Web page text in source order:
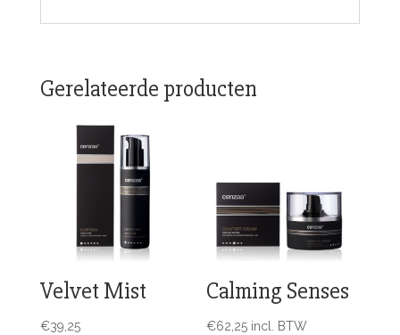
Gerelateerde producten
Velvet Mist
€39,25
Calming Senses
€62,25 incl. BTW